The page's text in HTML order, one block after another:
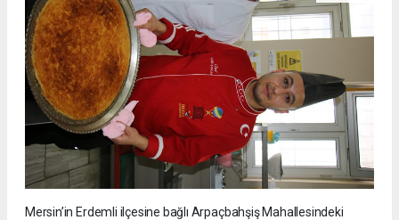
Mersin’in Erdemli ilçesine bağlı Arpaçbahşiş Mahallesindeki